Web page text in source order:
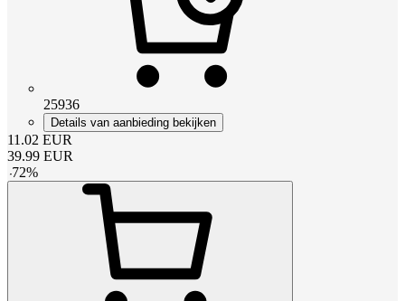
25936
Details van aanbieding bekijken
11.02 EUR
39.99 EUR
-72%